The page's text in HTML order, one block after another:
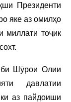
Президенти
яке аз омилҳо
миллати тоҷик
Шӯрои Олии
давлатии
аз пайдоиши